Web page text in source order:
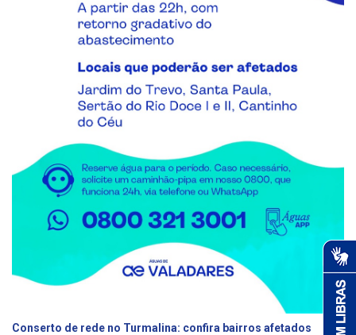
Conserto de rede no Turmalina: confira bairros afetados